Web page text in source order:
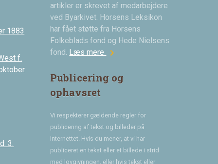
1883
f.
3.
artikler er skrevet af medarbejdere
ved Byarkivet. Horsens Leksikon
har fået støtte fra Horsens
Folkeblads fond og Hede Nielsens
fond. Læs mere chevron_right
Publicering og
ophavsret
Vi respekterer gældende regler for
publicering af tekst og billeder på
Internettet. Hvis du mener, at vi har
publiceret en tekst eller et billede i strid
med lovgivningen, eller hvis tekst eller